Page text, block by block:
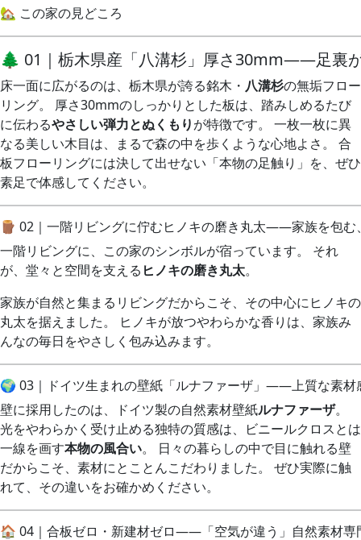
🏡 この家の見どころ
🌲 01｜栃木県産「八溝杉」厚さ30mm——足裏
床一面に広がるのは、栃木県が誇る銘木・ 八溝杉の無垢フロー
リング。 厚さ30mmのしっかりとした板は、踏みしめるたび
に伝わるやさしい弾力とぬくもりが特徴です。 一枚一枚に異
なる美しい木目は、まるで森の中を歩くような心地よさ。 合
板フローリングには決して出せない「本物の足触り」を、ぜひ
素足で体感してください。
🪵 02｜一階リビングに佇むヒノキの磨き丸太——家族を包む
一階リビングに、この家のシンボルが宿っています。 それ
が、堂々と空間を支える ヒノキの磨き丸太。
家族が自然と集まるリビングだからこそ、その中心にヒノキの
丸太を据えました。 ヒノキが放つやわらかな香りは、家族み
んなの毎日をやさしく包み込みます。
🌍 03｜ドイツ生まれの壁紙「ルナファーザ」——上質な素材
壁に採用したのは、ドイツ製の自然素材壁紙ルナファーザ。
光をやわらかく受け止める独特の質感は、ビニールクロスとは
一線を画す本物の風合い。 日々の暮らしの中で目に触れる壁
だからこそ、素材にとことんこだわりました。 ぜひ実際に触
れて、その違いをお確かめください。
🏠 04｜合板ゼロ・新建材ゼロ——「空気が違う」自然素材専